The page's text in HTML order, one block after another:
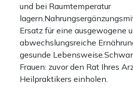
und bei Raumtemperatur
Ersatz für eine ausgewogene
abwechslungsreiche
gesunde
Frauen: zuvor den Rat Ihres
Heilpraktikers einholen.